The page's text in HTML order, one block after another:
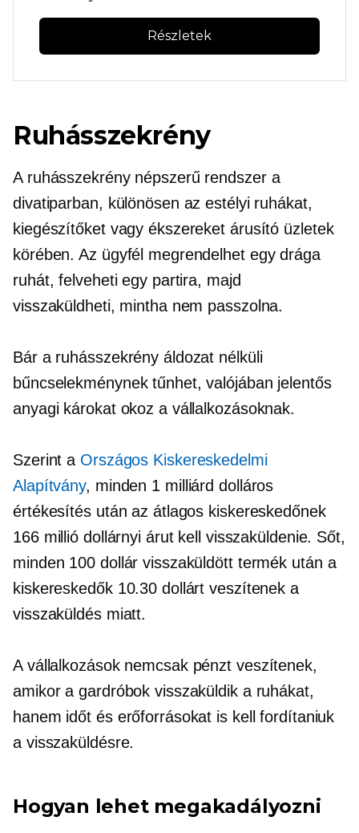
Részletek
Ruhásszekrény
A ruhásszekrény népszerű rendszer a
divatiparban, különösen az estélyi ruhákat,
kiegészítőket vagy ékszereket árusító üzletek
körében. Az ügyfél megrendelhet egy drága
ruhát, felveheti egy partira, majd
visszaküldheti, mintha nem passzolna.
Bár a ruhásszekrény áldozat nélküli
bűncselekménynek tűnhet, valójában jelentős
anyagi károkat okoz a vállalkozásoknak.
Szerint a Országos Kiskereskedelmi
Alapítvány, minden 1 milliárd dolláros
értékesítés után az átlagos kiskereskedőnek
166 millió dollárnyi árut kell visszaküldenie. Sőt,
minden 100 dollár visszaküldött termék után a
kiskereskedők 10.30 dollárt veszítenek a
visszaküldés miatt.
A vállalkozások nemcsak pénzt veszítenek,
amikor a gardróbok visszaküldik a ruhákat,
hanem időt és erőforrásokat is kell fordítaniuk
a visszaküldésre.
Hogyan lehet megakadályozni